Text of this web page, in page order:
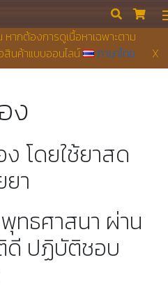
ากต้องการดูเนื้อหาเฉพาะตาม
นค้าแบบออนไลน์
ภาษาไทย X
 
ง
โดยใช้ยาสด
า
ทธศาสนา ผ่าน
ดี ปฏิบัติชอบ